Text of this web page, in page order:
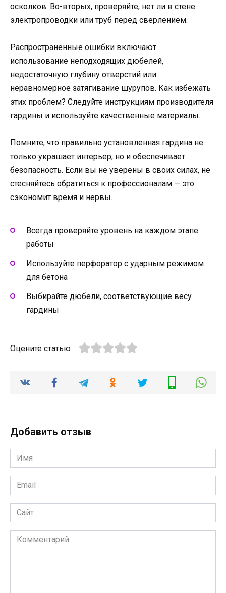
осколков. Во-вторых, проверяйте, нет ли в стене
электропроводки или труб перед сверлением.
Распространенные ошибки включают
использование неподходящих дюбелей,
недостаточную глубину отверстий или
неравномерное затягивание шурупов. Как избежать
этих проблем? Следуйте инструкциям производителя
гардины и используйте качественные материалы.
Помните, что правильно установленная гардина не
только украшает интерьер, но и обеспечивает
безопасность. Если вы не уверены в своих силах, не
стесняйтесь обратиться к профессионалам — это
сэкономит время и нервы.
Всегда проверяйте уровень на каждом этапе
работы
Используйте перфоратор с ударным режимом
для бетона
Выбирайте дюбели, соответствующие весу
гардины
Оцените статью
Добавить отзыв
Имя
*
Email
*
Сайт
Комментарий